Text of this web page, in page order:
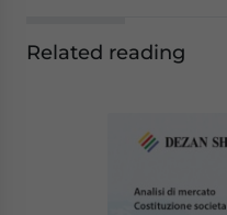
Related reading